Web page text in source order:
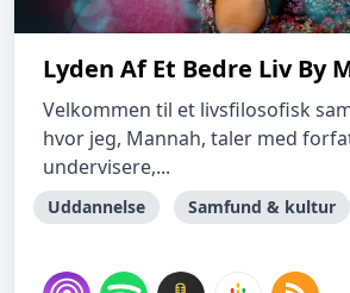
Lyden Af Et Bedre Liv By
Velkommen til et livsfilosofisk
hvor jeg, Mannah, taler med
undervisere,...
Uddannelse Samfund & kultur